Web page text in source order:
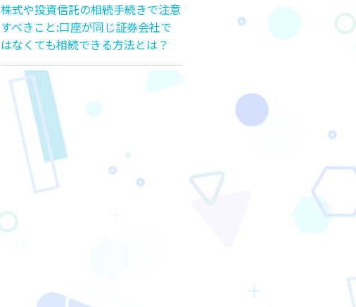
株式や投資信託の相続手続きで注意
すべきこと:口座が同じ証券会社で
はなくても相続できる方法とは？